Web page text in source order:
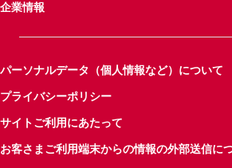
企業情報
パーソナルデータ（個人情報など）について
プライバシーポリシー
サイトご利用にあたって
お客さまご利用端末からの情報の外部送信に